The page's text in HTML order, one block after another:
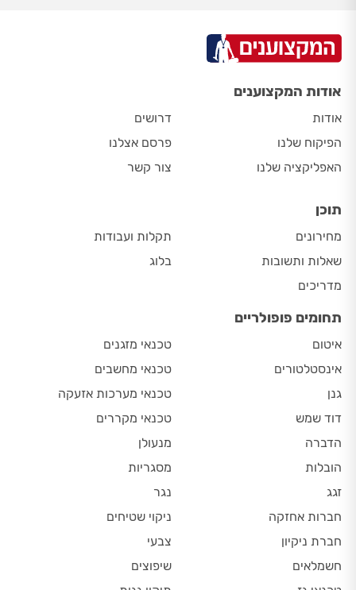
אודות המקצוענים
אודות
הפיקוח שלנו
האפליקציה שלנו
דרושים
פרסם אצלנו
צור קשר
תוכן
מחירונים
שאלות ותשובות
מדריכים
תקלות ועבודות
בלוג
תחומים פופולריים
איטום
אינסטלטורים
גנן
דוד שמש
הדברה
הובלות
זגג
חברות אחזקה
חברת ניקיון
חשמלאים
טכנאי מזגנים
טכנאי מחשבים
טכנאי מערכות אזעקה
טכנאי מקררים
מנעולן
מסגריות
נגר
ניקוי שטיחים
צבעי
שיפוצים